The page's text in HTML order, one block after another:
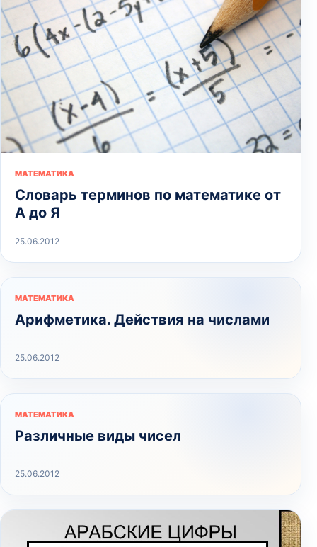
МАТЕМАТИКА
Словарь терминов по математике от
А до Я
25.06.2012
МАТЕМАТИКА
Арифметика. Действия на числами
25.06.2012
МАТЕМАТИКА
Различные виды чисел
25.06.2012